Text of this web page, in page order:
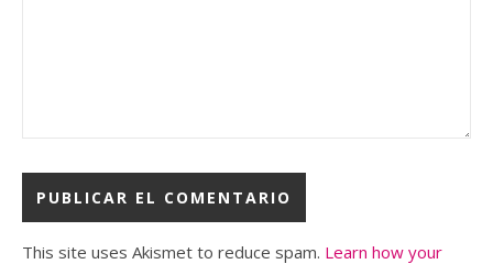
This site uses Akismet to reduce spam. Learn how your